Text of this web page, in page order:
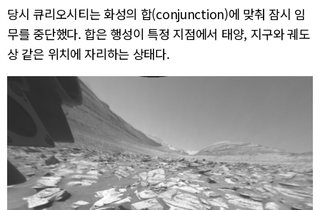
당시 큐리오시티는 화성의 합(conjunction)에 맞춰 잠시 임
무를 중단했다. 합은 행성이 특정 지점에서 태양, 지구와 궤도
상 같은 위치에 자리하는 상태다.